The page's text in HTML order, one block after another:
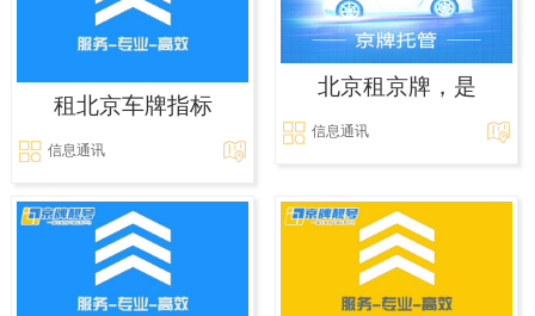
租北京车牌指标
信息通讯
北京租京牌，是
信息通讯